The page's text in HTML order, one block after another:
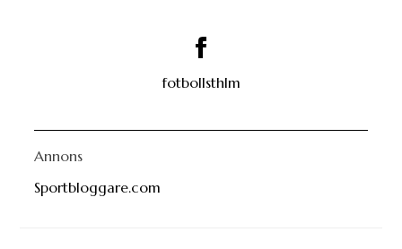
fotbollsthlm
Annons
Sportbloggare.com